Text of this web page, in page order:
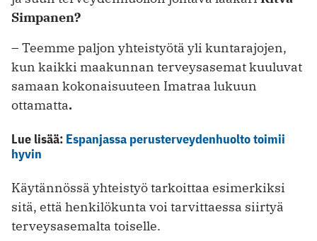
Simpanen?
– Teemme paljon yhteistyötä yli kuntarajojen,
kun kaikki maakunnan terveysasemat kuuluvat
samaan kokonaisuuteen Imatraa lukuun
ottamatta.
Lue lisää: Espanjassa perusterveydenhuolto toimii
hyvin
Käytännössä yhteistyö tarkoittaa esimerkiksi
sitä, että henkilökunta voi tarvittaessa siirtyä
terveysasemalta toiselle.